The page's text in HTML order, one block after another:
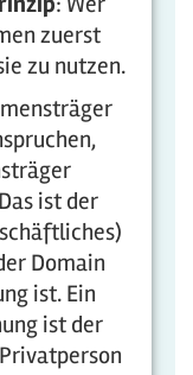
zuerst
zu nutzen.
ist der
Domain
ist. Ein
ist der